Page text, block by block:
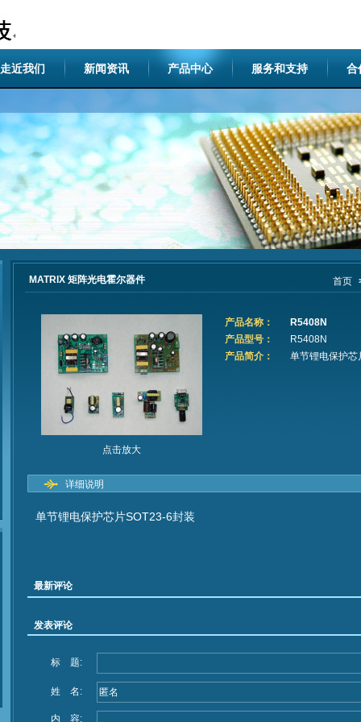
走近我们 新闻资讯 产品中心 服务和支持 合
MATRIX 矩阵光电霍尔器件 首页
点击放大
产品名称：
R5408N
产品型号：
R5408N
产品简介：
单节锂电保护芯
详细说明
单节锂电保护芯片SOT23-6封装
最新评论
发表评论
标 题:
姓 名:
内 容: